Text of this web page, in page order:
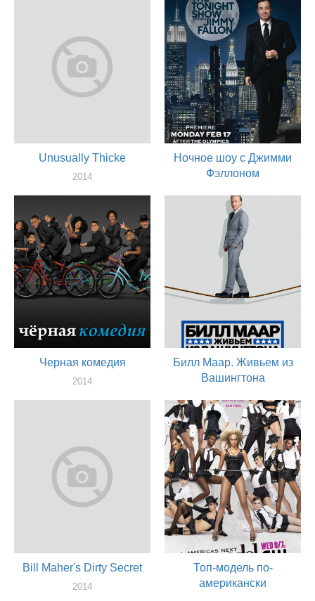
Unusually Thicke
2014
Ночное шоу с Джимми
Фэллоном
актер
Черная комедия
2014
Билл Маар. Живьем из
Вашингтона
сценарист, актер, продюссер
Bill Maher's Dirty Secret
2014
Топ-модель по-
американски